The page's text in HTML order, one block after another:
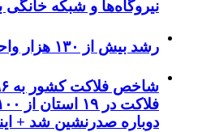
نیروگاه‌ها و شبکه خانگی
رشد بیش از ۱۳۰ هزار واحدی شاخص کل بورس
دوباره صدرنشین شد +